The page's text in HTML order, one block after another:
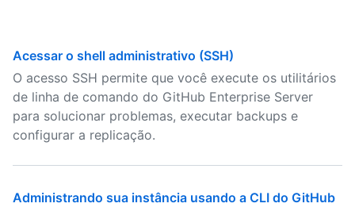
Acessar o shell administrativo (SSH)
O acesso SSH permite que você execute os utilitários
de linha de comando do GitHub Enterprise Server
para solucionar problemas, executar backups e
configurar a replicação.
Administrando sua instância usando a CLI do GitHub